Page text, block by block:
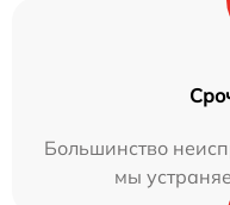
Большинство
мы